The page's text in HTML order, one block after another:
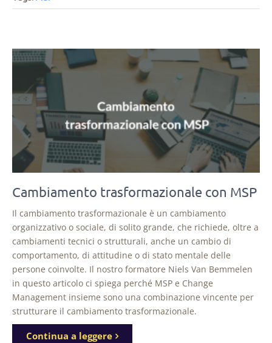
Cambiamento trasformazionale con MSP
Il cambiamento trasformazionale è un cambiamento
organizzativo o sociale, di solito grande, che richiede, oltre a
cambiamenti tecnici o strutturali, anche un cambio di
comportamento, di attitudine o di stato mentale delle
persone coinvolte. Il nostro formatore Niels Van Bemmelen
in questo articolo ci spiega perché MSP e Change
Management insieme sono una combinazione vincente per
strutturare il cambiamento trasformazionale.
Continua a leggere